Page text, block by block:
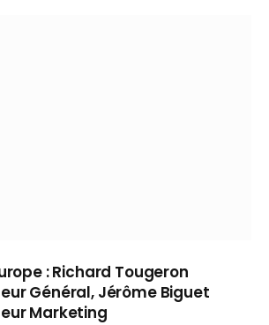
: Richard Tougeron
Général, Jérôme Biguet
Marketing